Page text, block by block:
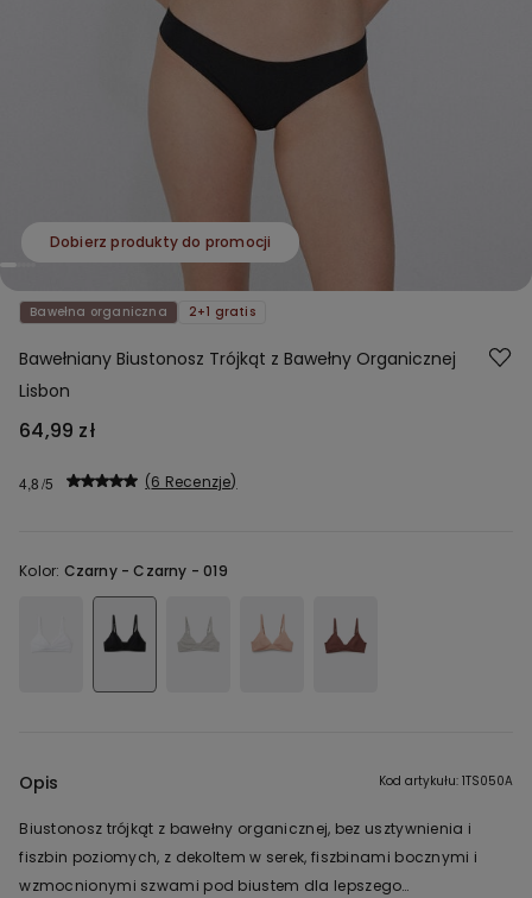
Dobierz produkty do promocji
Bawełna organiczna 2+1 gratis
Bawełniany Biustonosz Trójkąt z Bawełny Organicznej
Lisbon
64,99 zł
4,8 6 Recenzje
Kolor: Czarny -Czarny - 019
Opis Kod artykułu: 1TS050A
Biustonosz trójkąt z bawełny organicznej, bez usztywnienia i
fiszbin poziomych, z dekoltem w serek, fiszbinami bocznymi i
wzmocnionymi szwami pod biustem dla lepszego